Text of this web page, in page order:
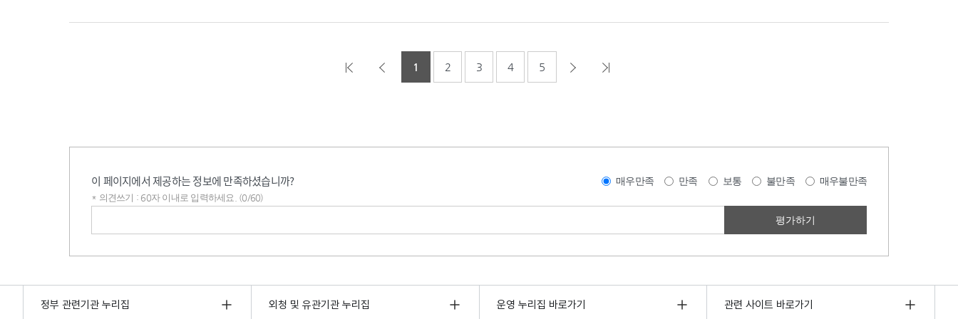
1 2 3 4 5
이 페이지에서 제공하는 정보에 만족하셨습니까? 매우만족 만족 보통 불만족 매우불만족
* 의견쓰기 : 60자 이내로 입력하세요. (0/60)
정부 관련기관 누리집 외청 및 유관기관 누리집 운영 누리집 바로가기 관련 사이트 바로가기